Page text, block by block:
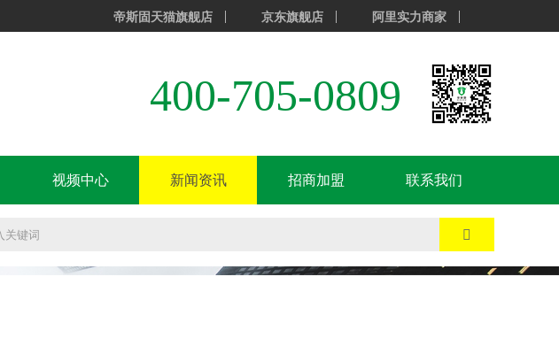
帝斯固天猫旗舰店 京东旗舰店 阿里实力商家
400-705-0809
视频中心 新闻资讯 招商加盟 联系我们